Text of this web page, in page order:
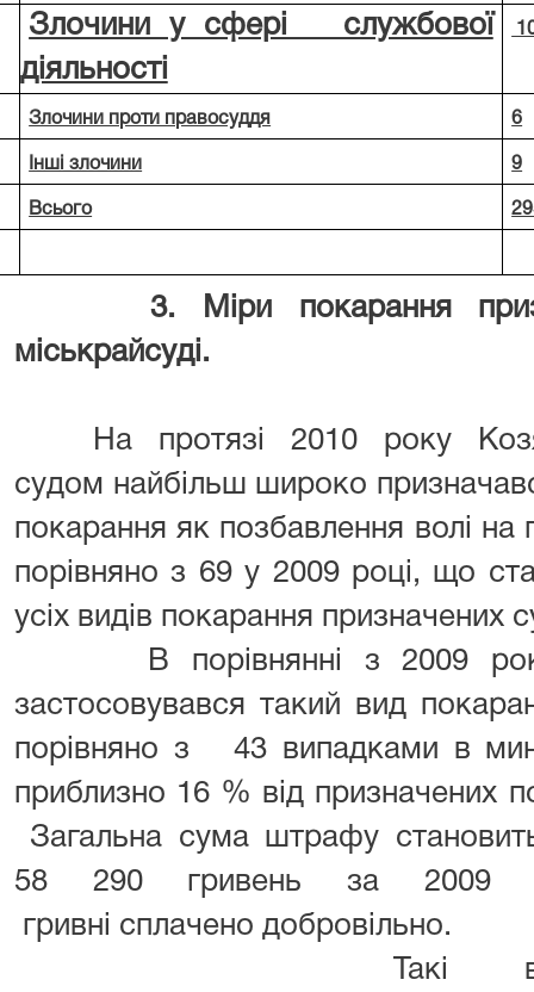
Злочини у сфері службової
діяльності
Злочини проти правосуддя 6
Інші злочини 9
Всього
3. Міри покарання
міськрайсуді.
На протязі 2010 року
судом найбільш широко
покарання як позбавлення волі
порівняно з 69 у 2009 році, що
усіх видів покарання призначених
В порівнянні з 2009
застосовувався такий вид
порівняно з 43 випадками в
приблизно 16 % від призначених
Загальна сума штрафу
58 290 гривень за
гривні сплачено добровільно.
Такі види